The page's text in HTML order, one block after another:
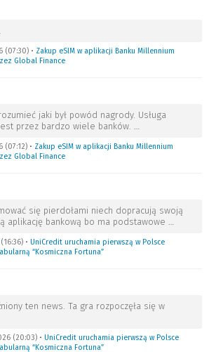
(07:30) • Zakup eSIM w aplikacji Banku Millennium
Global Finance
jaki był powód nagrody. Usługa
przez bardzo wiele banków. …
(07:12) • Zakup eSIM w aplikacji Banku Millennium
Global Finance
się pierdołami niech dopracują swoją
aplikację bankową bo ma podstawowe …
• UniCredit uruchamia pierwszą w Polsce
“Kosmiczna Fortuna”
ten news. Ta gra rozpoczęła się w
(20:03) • UniCredit uruchamia pierwszą w Polsce
“Kosmiczna Fortuna”